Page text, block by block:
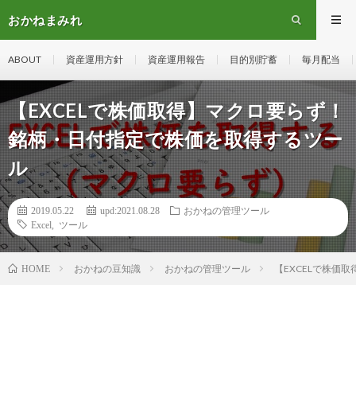
おかねまみれ
ABOUT 資産運用方針 資産運用報告 目的別貯蓄 毎月配当
【EXCELで株価取得】マクロ要らず！
銘柄・日付指定で株価を取得するツー
ル
2019.05.22 upd:2021.08.28
おかねの管理ツール
Excel
ツール
HOME おかねの豆知識 おかねの管理ツール 【EXCELで株価